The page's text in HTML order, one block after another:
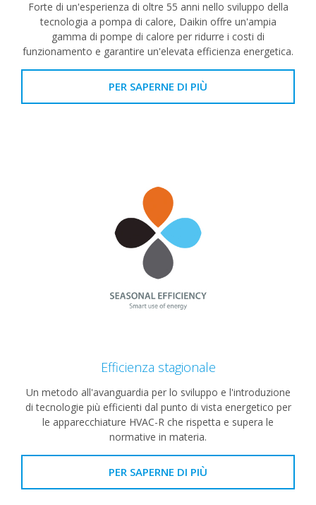
Forte di un'esperienza di oltre 55 anni nello sviluppo della
tecnologia a pompa di calore, Daikin offre un'ampia
gamma di pompe di calore per ridurre i costi di
funzionamento e garantire un'elevata efficienza energetica.
PER SAPERNE DI PIÙ
Efficienza stagionale
Un metodo all'avanguardia per lo sviluppo e l'introduzione
di tecnologie più efficienti dal punto di vista energetico per
le apparecchiature HVAC-R che rispetta e supera le
normative in materia.
PER SAPERNE DI PIÙ